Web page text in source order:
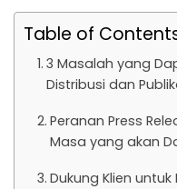
Table of
3 Masalah yang
Distribusi dan
Peranan Press
Masa yang akan
Dukung Klien untuk